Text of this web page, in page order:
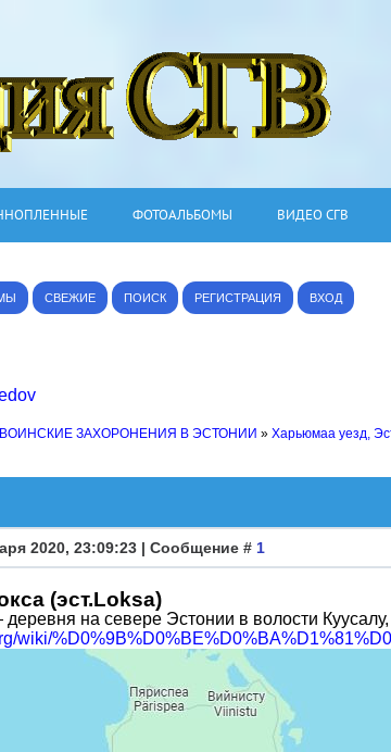
ФОТОАЛЬБОМЫ ВИДЕО СГВ
СВЕЖИЕ ПОИСК РЕГИСТРАЦИЯ ВХОД
ВОИНСКИЕ ЗАХОРОНЕНИЯ В ЭСТОНИИ » Харьюмаа уезд,
2020, 23:09:23 | Сообщение # 1
(эст.Loksa)
деревня на севере Эстонии в волости
wiki/